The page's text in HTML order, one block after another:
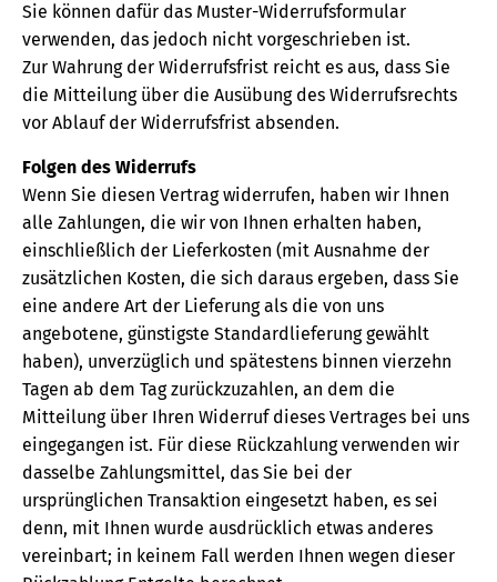
Sie können dafür das Muster-Widerrufsformular
verwenden, das jedoch nicht vorgeschrieben ist.
Zur Wahrung der Widerrufsfrist reicht es aus, dass Sie
die Mitteilung über die Ausübung des Widerrufsrechts
vor Ablauf der Widerrufsfrist absenden.
Folgen des Widerrufs
Wenn Sie diesen Vertrag widerrufen, haben wir Ihnen
alle Zahlungen, die wir von Ihnen erhalten haben,
einschließlich der Lieferkosten (mit Ausnahme der
zusätzlichen Kosten, die sich daraus ergeben, dass Sie
eine andere Art der Lieferung als die von uns
angebotene, günstigste Standardlieferung gewählt
haben), unverzüglich und spätestens binnen vierzehn
Tagen ab dem Tag zurückzuzahlen, an dem die
Mitteilung über Ihren Widerruf dieses Vertrages bei uns
eingegangen ist. Für diese Rückzahlung verwenden wir
dasselbe Zahlungsmittel, das Sie bei der
ursprünglichen Transaktion eingesetzt haben, es sei
denn, mit Ihnen wurde ausdrücklich etwas anderes
vereinbart; in keinem Fall werden Ihnen wegen dieser